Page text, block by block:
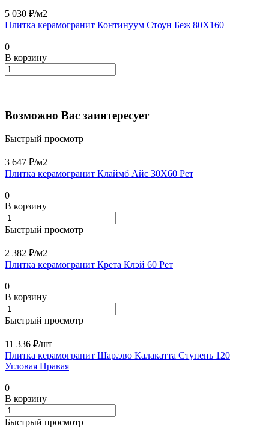
5 030 ₽/м2
Плитка керамогранит Континуум Стоун Беж 80X160
0
В корзину
Возможно Вас заинтересует
Быстрый просмотр
3 647 ₽/м2
Плитка керамогранит Клаймб Айс 30X60 Рет
0
В корзину
Быстрый просмотр
2 382 ₽/м2
Плитка керамогранит Крета Клэй 60 Рет
0
В корзину
Быстрый просмотр
11 336 ₽/шт
Плитка керамогранит Шар.эво Калакатта Ступень 120
Угловая Правая
0
В корзину
Быстрый просмотр